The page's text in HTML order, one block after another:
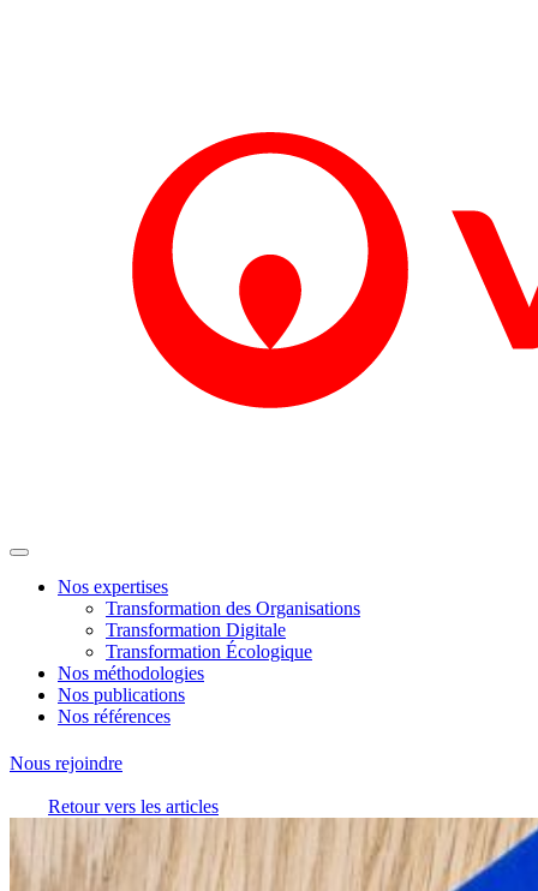
Nos expertises
Transformation des Organisations
Transformation Digitale
Transformation Écologique
Nos méthodologies
Nos publications
Nos références
Nous rejoindre
Retour vers les articles